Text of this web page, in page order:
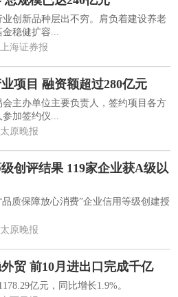
创新品种层出不穷。肩负着建设养老
稳健扩容...
上海证券报
项目 融资额超过280亿元
主办单位主要负责人，签约项目各方
加签约仪...
太原晚报
创评结果 119家企业获A级以
质保障放心消费”企业信用等级创建授
太原晚报
贸 前10月进出口完成千亿
亿元，同比增长1.9%。